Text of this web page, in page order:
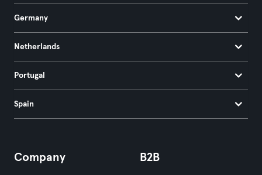
Germany
Netherlands
Portugal
Spain
Company B2B